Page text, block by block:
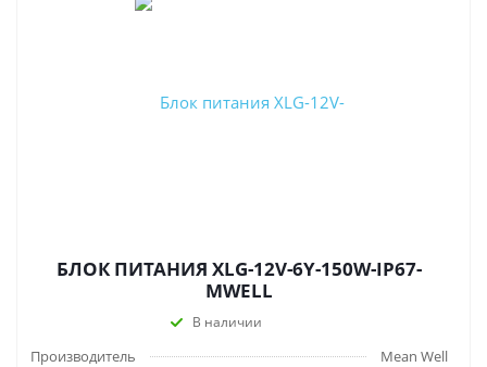
БЛОК ПИТАНИЯ XLG-12V-6Y-150W-IP67-
MWELL
В наличии
Производитель
Mean Well